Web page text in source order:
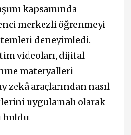
kapsamında
merkezli öğrenmeyi
deneyimledi.
videoları, dijital
materyalleri
zekâ araçlarından nasıl
uygulamalı olarak
buldu.